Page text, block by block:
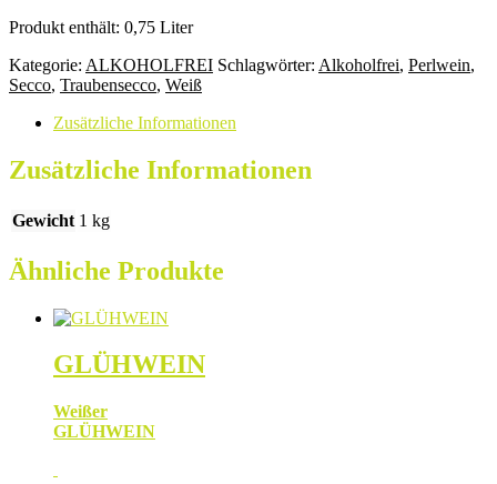
Produkt enthält: 0,75 Liter
Kategorie: ALKOHOLFREI Schlagwörter: Alkoholfrei, Perlwein,
Secco, Traubensecco, Weiß
Zusätzliche Informationen
Zusätzliche Informationen
Gewicht 1 kg
Ähnliche Produkte
GLÜHWEIN
Weißer
GLÜHWEIN